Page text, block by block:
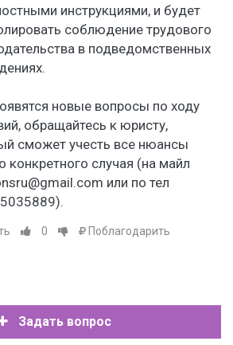
инструкциями, и будет
соблюдение трудового
в подведомственных
новые вопросы по ходу
обращайтесь к юристу,
сможет учесть все нюансы
конкретного случая (на майл
или по тел
0 Поблагодарить
Задать вопрос